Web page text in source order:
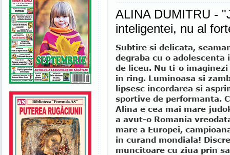
ALINA DUMITRU -
inteligentei, nu al
Subtire si delicata,
degraba cu o
de liceu. Nu ti-o
in ring. Luminoasa si
lipsesc incordarea si
sportive de performanta.
Alina e cea mai mare
a avut-o Romania
mare a Europei,
in curand mondiala!
muncitoare cu ziua prin